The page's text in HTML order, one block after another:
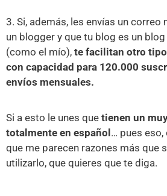
3. Si, además, les envías un
un blogger y que tu blog es un
(como el mío), te facilitan otro
con capacidad para 120.000
envíos mensuales.
Si a esto le unes que tienen un
totalmente en español … pues eso,
que me parecen razones más que
utilizarlo, que quieres que te diga.